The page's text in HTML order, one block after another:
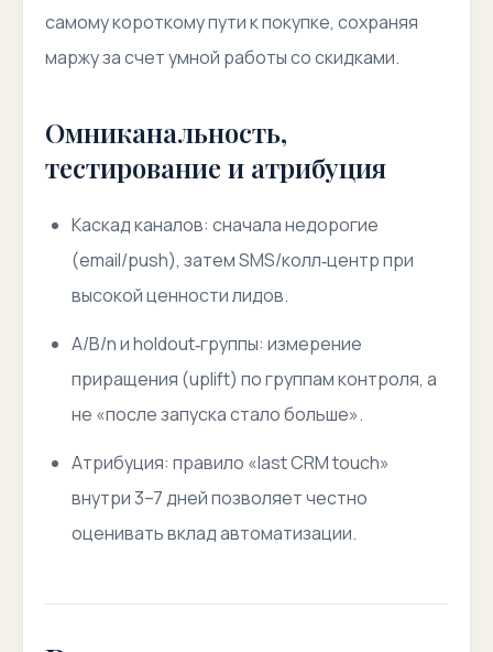
самому короткому пути к покупке, сохраняя
маржу за счет умной работы со скидками.
Омниканальность,
тестирование и атрибуция
Каскад каналов: сначала недорогие
(email/push), затем SMS/колл‑центр при
высокой ценности лидов.
A/B/n и holdout‑группы: измерение
приращения (uplift) по группам контроля, а
не «после запуска стало больше».
Атрибуция: правило «last CRM touch»
внутри 3–7 дней позволяет честно
оценивать вклад автоматизации.